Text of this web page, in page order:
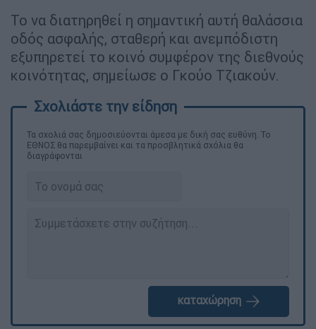
Το να διατηρηθεί η σημαντική αυτή θαλάσσια
οδός ασφαλής, σταθερή και ανεμπόδιστη
εξυπηρετεί το κοινό συμφέρον της διεθνούς
κοινότητας, σημείωσε ο Γκούο Τζιακούν.
Τα σχολιά σας δημοσιεύονται άμεσα με δική σας ευθύνη. Το
ΕΘΝΟΣ θα παρεμβαίνει και τα προσβλητικά σχόλια θα
διαγράφονται
καταχώρηση